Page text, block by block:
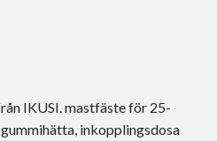
IKUSI. mastfäste för 25-
inkopplingsdosa